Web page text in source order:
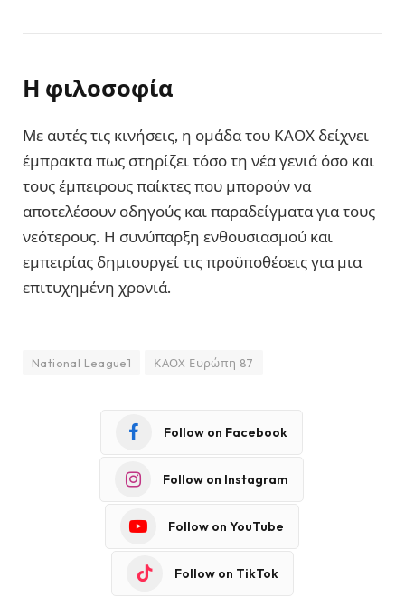
Η φιλοσοφία
Με αυτές τις κινήσεις, η ομάδα του ΚΑΟΧ δείχνει
έμπρακτα πως στηρίζει τόσο τη νέα γενιά όσο και
τους έμπειρους παίκτες που μπορούν να
αποτελέσουν οδηγούς και παραδείγματα για τους
νεότερους. Η συνύπαρξη ενθουσιασμού και
εμπειρίας δημιουργεί τις προϋποθέσεις για μια
επιτυχημένη χρονιά.
National League1 ΚΑΟΧ Ευρώπη 87
Follow on Facebook
Follow on Instagram
Follow on YouTube
Follow on TikTok